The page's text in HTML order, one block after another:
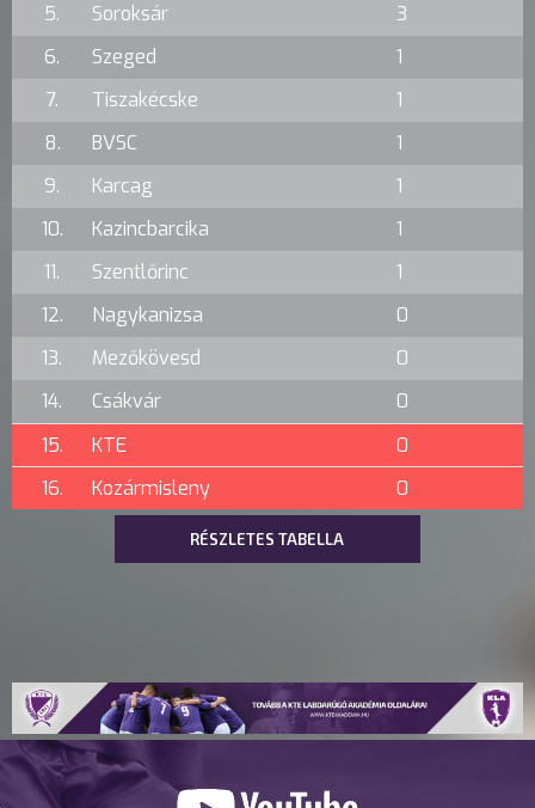
5.
Soroksár
3
6.
Szeged
1
7.
Tiszakécske
1
8.
BVSC
1
9.
Karcag
1
10.
Kazincbarcika
1
11.
Szentlőrinc
1
12.
Nagykanizsa
0
13.
Mezőkövesd
0
14.
Csákvár
0
15.
KTE
0
16.
Kozármisleny 0
RÉSZLETES TABELLA